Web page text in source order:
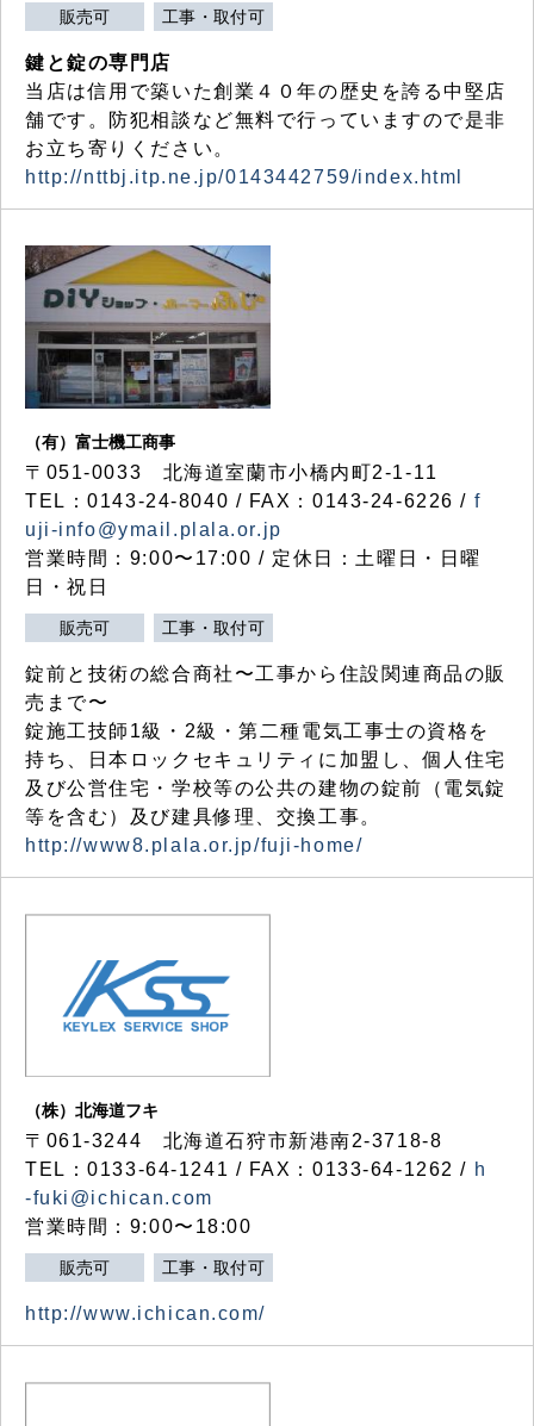
販売可 工事・取付可
鍵と錠の専門店
当店は信用で築いた創業４０年の歴史を誇る中堅店
舗です。防犯相談など無料で行っていますので是非
お立ち寄りください。
http://nttbj.itp.ne.jp/0143442759/index.html
（有）富士機工商事
〒051-0033 北海道室蘭市小橋内町2-1-11
TEL：0143-24-8040 / FAX：0143-24-6226 / f
uji-info@ymail.plala.or.jp
営業時間：9:00〜17:00 / 定休日：土曜日・日曜
日・祝日
販売可 工事・取付可
錠前と技術の総合商社〜工事から住設関連商品の販
売まで〜
錠施工技師1級・2級・第二種電気工事士の資格を
持ち、日本ロックセキュリティに加盟し、個人住宅
及び公営住宅・学校等の公共の建物の錠前（電気錠
等を含む）及び建具修理、交換工事。
http://www8.plala.or.jp/fuji-home/
（株）北海道フキ
〒061-3244 北海道石狩市新港南2-3718-8
TEL：0133-64-1241 / FAX：0133-64-1262 / h
-fuki@ichican.com
営業時間：9:00〜18:00
販売可 工事・取付可
http://www.ichican.com/